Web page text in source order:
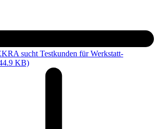
sucht Testkunden für Werkstatt-
KB)